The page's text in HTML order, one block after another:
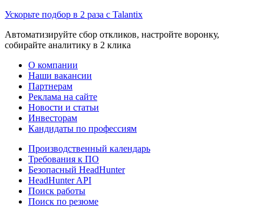
Ускорьте подбор в 2 раза с Talantix
Автоматизируйте сбор откликов, настройте воронку,
собирайте аналитику в 2 клика
О компании
Наши вакансии
Партнерам
Реклама на сайте
Новости и статьи
Инвесторам
Кандидаты по профессиям
Производственный календарь
Требования к ПО
Безопасный HeadHunter
HeadHunter API
Поиск работы
Поиск по резюме